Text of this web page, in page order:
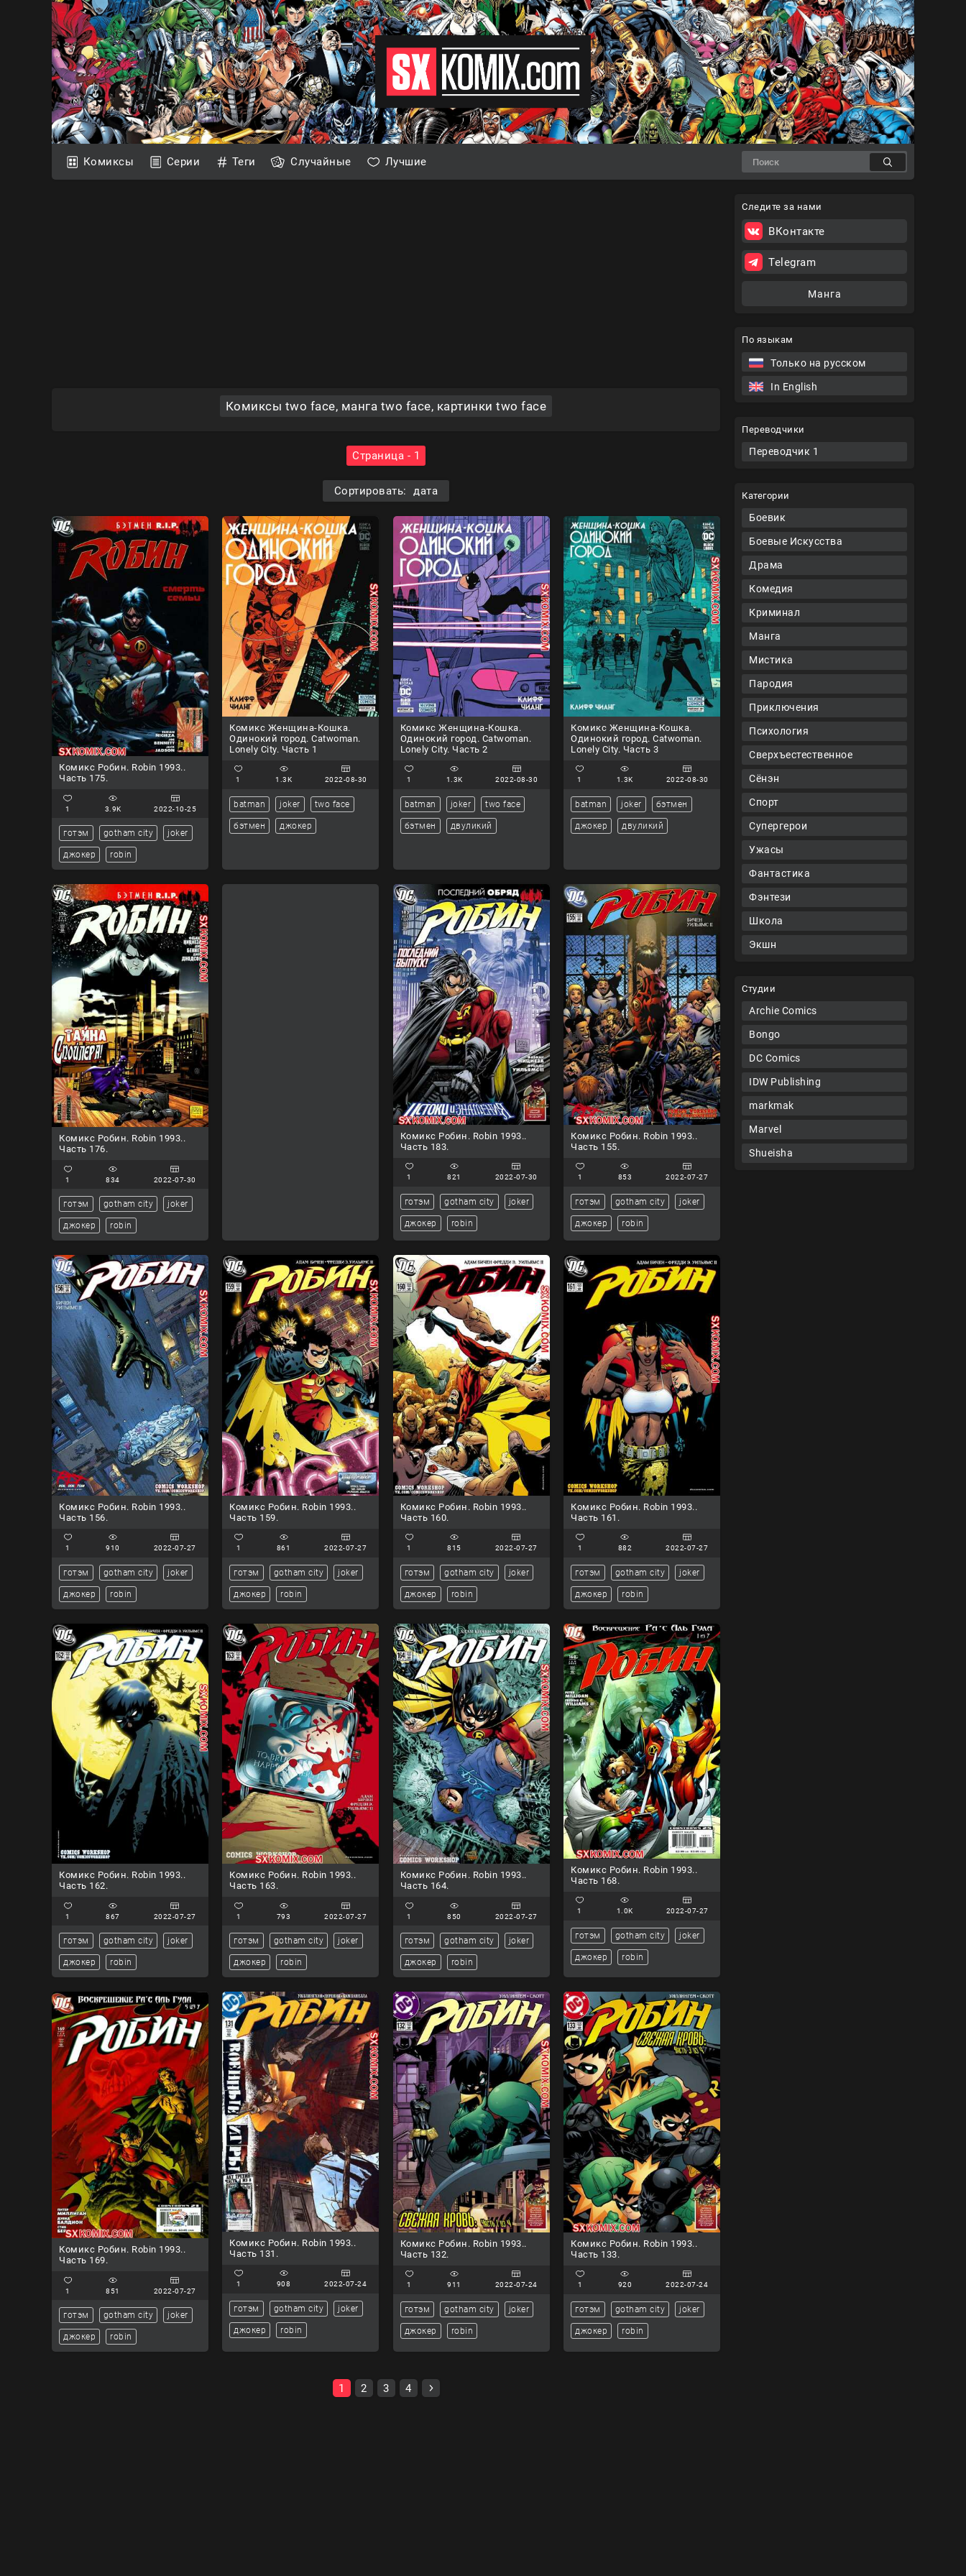
Комиксы Серии Теги Случайные Лучшие
По языкам
Только на русском
In English
Переводчики
Переводчик 1
Категории
Боевик
Боевые Искусства
Драма
Комедия
Криминал
Манга
Мистика
Пародия
Приключения
Психология
Сверхъестественное
Сёнэн
Спорт
Супергерои
Ужасы
Фантастика
Фэнтези
Школа
Экшн
Студии
Archie Comics
Bongo
DC Comics
IDW Publishing
markmak
Marvel
Shueisha
Комиксы two face, манга two face, картинки two face
Страница - 1
Сортировать: дата
Комикс Робин. Robin 1993..
Часть 175.
1 3.9K 2022-10-25
готэм gotham city joker
джокер robin
Комикс Женщина-Кошка.
Одинокий город. Catwoman.
Lonely City. Часть 1
1 1.3K 2022-08-30
batman joker two face
бэтмен джокер
Комикс Женщина-Кошка.
Одинокий город. Catwoman.
Lonely City. Часть 2
1 1.3K 2022-08-30
batman joker two face
бэтмен двуликий
Комикс Женщина-Кошка.
Одинокий город. Catwoman.
Lonely City. Часть 3
1 1.3K 2022-08-30
batman joker бэтмен
джокер двуликий
Комикс Робин. Robin 1993..
Часть 176.
1 834 2022-07-30
готэм gotham city joker
джокер robin
Комикс Робин. Robin 1993..
Часть 183.
1 821 2022-07-30
готэм gotham city joker
джокер robin
Комикс Робин. Robin 1993..
Часть 155.
1 853 2022-07-27
готэм gotham city joker
джокер robin
Комикс Робин. Robin 1993..
Часть 156.
1 910 2022-07-27
готэм gotham city joker
джокер robin
Комикс Робин. Robin 1993..
Часть 159.
1 861 2022-07-27
готэм gotham city joker
джокер robin
Комикс Робин. Robin 1993..
Часть 160.
1 815 2022-07-27
готэм gotham city joker
джокер robin
Комикс Робин. Robin 1993..
Часть 161.
1 882 2022-07-27
готэм gotham city joker
джокер robin
Комикс Робин. Robin 1993..
Часть 162.
1 867 2022-07-27
готэм gotham city joker
джокер robin
Комикс Робин. Robin 1993..
Часть 163.
1 793 2022-07-27
готэм gotham city joker
джокер robin
Комикс Робин. Robin 1993..
Часть 164.
1 850 2022-07-27
готэм gotham city joker
джокер robin
Комикс Робин. Robin 1993..
Часть 168.
1 1.0K 2022-07-27
готэм gotham city joker
джокер robin
Комикс Робин. Robin 1993..
Часть 169.
1 851 2022-07-27
готэм gotham city joker
джокер robin
Комикс Робин. Robin 1993..
Часть 131.
1 908 2022-07-24
готэм gotham city joker
джокер robin
Комикс Робин. Robin 1993..
Часть 132.
1 911 2022-07-24
готэм gotham city joker
джокер robin
Комикс Робин. Robin 1993..
Часть 133.
1 920 2022-07-24
готэм gotham city joker
джокер robin
1 2 3 4
Следите за нами
ВКонтакте
Telegram
Манга